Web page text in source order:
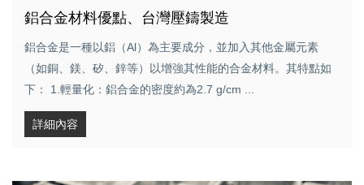
鋁合金材料優點、台灣壓鑄製造
鋁合金是一種以鋁（Al）為主要成分，並加入其他金屬元素
（如銅、鎂、矽、鋅等）以增強其性能的合金材料。其特點如
下： 1.輕量化：鋁合金的密度約為2.7 g/cm ...
詳細內容